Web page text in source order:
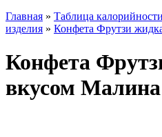
Главная » Таблица
изделия » Конфета Фрутзи
Конфета
вкусом Малина